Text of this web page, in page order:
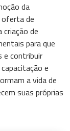
da
oferta de
criação de
para que
e contribuir
e
a vida de
suas próprias